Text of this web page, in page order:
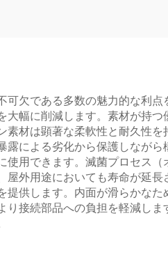
欠である多数の魅力的な利
幅に削減します。素材が持
材は顕著な柔軟性と耐久性
による劣化から保護しなが
用できます。滅菌プロセス
外用途においても寿命が延
供します。内面が滑らかな
接続部品への負担を軽減し